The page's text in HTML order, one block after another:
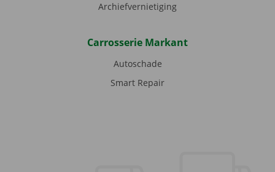
Archiefvernietiging
Carrosserie Markant
Autoschade
Smart Repair